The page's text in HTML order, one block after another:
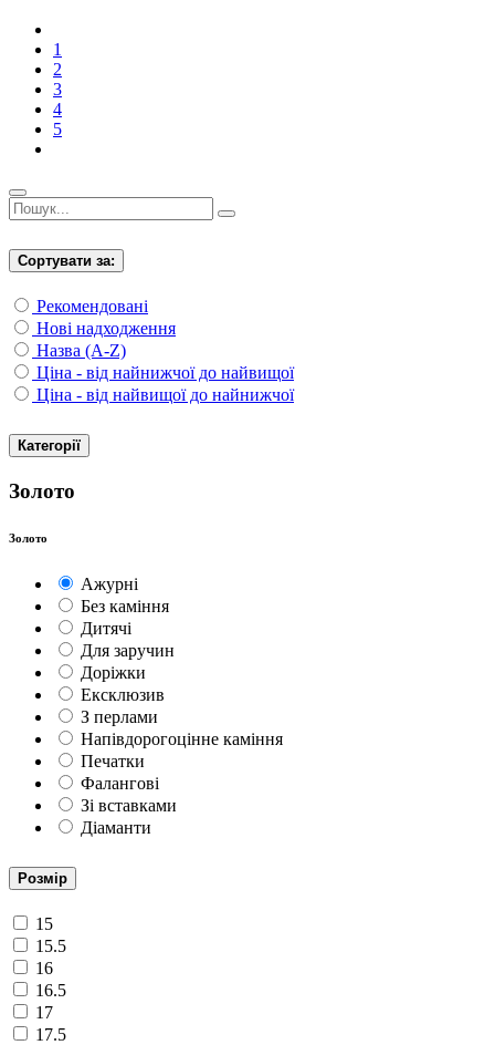
1
2
3
4
5
Сортувати за:
Рекомендовані
Нові надходження
Назва (A-Z)
Ціна - від найнижчої до найвищої
Ціна - від найвищої до найнижчої
Категорії
Золото
Золото
Ажурні
Без каміння
Дитячі
Для заручин
Доріжки
Ексклюзив
З перлами
Напівдорогоцінне каміння
Печатки
Фалангові
Зі вставками
Діаманти
Розмір
15
15.5
16
16.5
17
17.5